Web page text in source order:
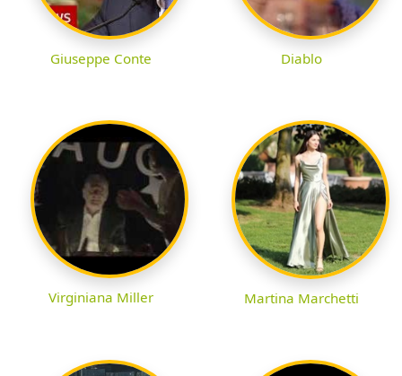
Giuseppe Conte Diablo
Virginiana Miller Martina Marchetti